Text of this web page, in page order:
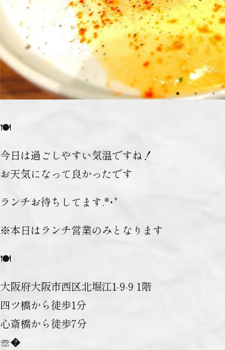
🍽
今日は過ごしやすい気温ですね！
お天気になって良かったです
ランチお待ちしてます.*･ﾟ
※本日はランチ営業のみとなります
🍽
大阪府大阪市西区北堀江1-9-9 1階
四ツ橋から徒歩1分
心斎橋から徒歩7分
☏�